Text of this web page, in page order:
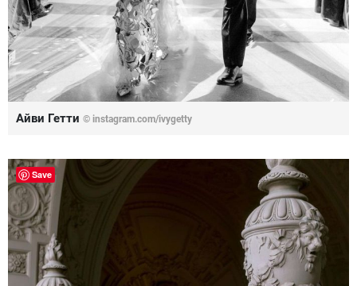
Айви Гетти © instagram.com/ivygetty
Save